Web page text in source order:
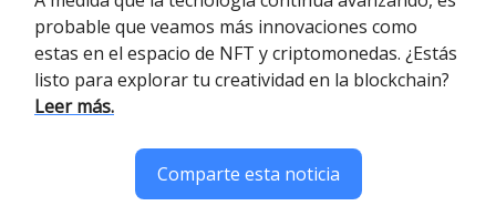
probable que veamos más innovaciones como
estas en el espacio de NFT y criptomonedas. ¿Estás
listo para explorar tu creatividad en la blockchain?
Leer más.
Comparte esta noticia